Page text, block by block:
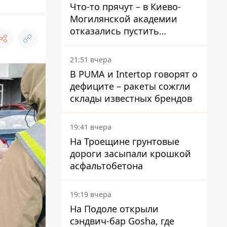
Что-то прячут – в Киево-
Могилянской академии
отказались пустить
комиссию по охране
памятников на территорию
21:51 вчера
В PUMA и Intertop говорят о
дефиците – ракеты сожгли
склады известных брендов
19:41 вчера
На Троещине грунтовые
дороги засыпали крошкой
асфальтобетона
19:19 вчера
На Подоле открыли
сэндвич-бар Gosha, где